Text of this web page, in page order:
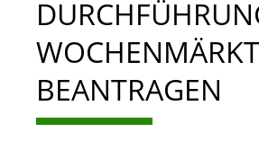
BEANTRAGEN